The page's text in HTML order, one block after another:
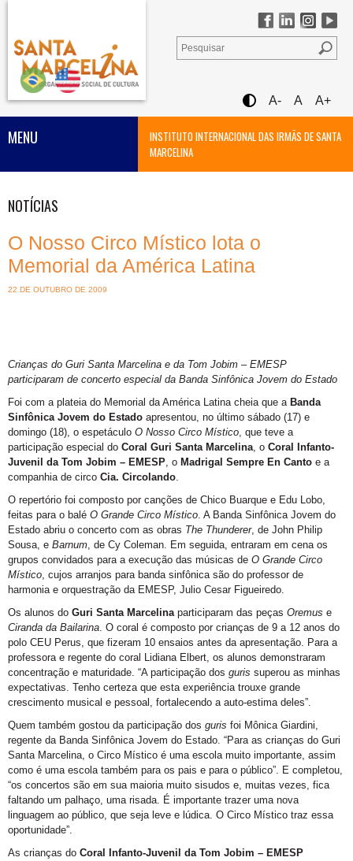
A- A A+
INSTITUTO INTERNACIONAL DAS IRMÃS DE SANTA
MARCELINA
MENU
NOTÍCIAS
O Nosso Circo Místico lota o
Memorial da América Latina
22 DE OUTUBRO DE 2009
Crianças do Guri Santa Marcelina e da Tom Jobim – EMESP
participaram de concerto especial da Banda Sinfônica Jovem do Estado
Foi com a plateia do Memorial da América Latina cheia que a Banda
Sinfônica Jovem do Estado apresentou, no último sábado (17) e
domingo (18), o espetáculo O Nosso Circo Místico, que teve a
participação especial do Coral Guri Santa Marcelina, o Coral Infanto-
Juvenil da Tom Jobim – EMESP, o Madrigal Sempre En Canto e a
companhia de circo Cia. Circolando.
O repertório foi composto por canções de Chico Buarque e Edu Lobo,
feitas para o balé O Grande Circo Místico. A Banda Sinfônica Jovem do
Estado abriu o concerto com as obras The Thunderer, de John Philip
Sousa, e Barnum, de Cy Coleman. Em seguida, entraram em cena os
grupos convidados para a execução das músicas de O Grande Circo
Místico, cujos arranjos para banda sinfônica são do professor de
harmonia e orquestração da EMESP, Julio Cesar Figueiredo.
Os alunos do Guri Santa Marcelina participaram das peças Oremus e
Ciranda da Bailarina. O coral é composto por crianças de 9 a 12 anos do
polo CEU Perus, que fizeram 10 ensaios antes da apresentação. Para a
professora e regente do coral Lidiana Elbert, os alunos demonstraram
concentração e maturidade. “A participação dos guris superou as minhas
expectativas. Tenho certeza que esta experiência trouxe grande
crescimento musical e pessoal, fortalecendo a auto-estima deles”.
Quem também gostou da participação dos guris foi Mônica Giardini,
regente da Banda Sinfônica Jovem do Estado. “Para as crianças do Guri
Santa Marcelina, o Circo Místico é uma escola muito importante, assim
como é uma escola também para os pais e para o público”. E completou,
“os concertos são em sua maioria muito sisudos e, muitas vezes, fica
faltando um palhaço, uma risada. É importante trazer uma nova
linguagem ao público, que seja leve e lúdica. O Circo Místico traz essa
oportunidade”.
As crianças do Coral Infanto-Juvenil da Tom Jobim – EMESP